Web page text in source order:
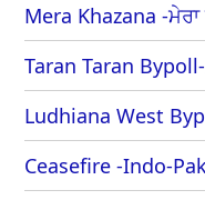
Mera Khazana -ਮੇਰਾ
Taran Taran
Ludhiana West
Ceasefire -Indo-